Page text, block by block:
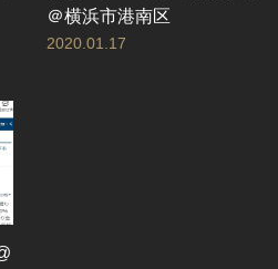
＠横浜市港南区
2020.01.17